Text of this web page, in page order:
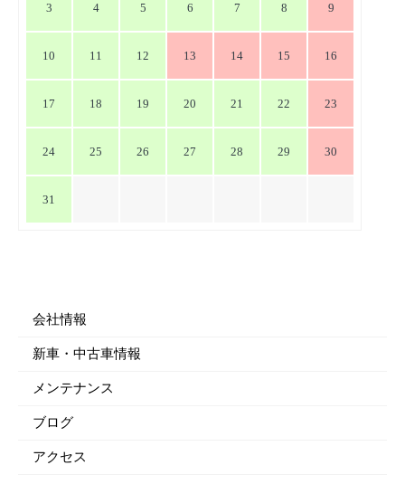
3 4 5 6 7 8 9
10 11 12 13 14 15 16
17 18 19 20 21 22 23
24 25 26 27 28 29 30
31
会社情報
新車・中古車情報
メンテナンス
ブログ
アクセス